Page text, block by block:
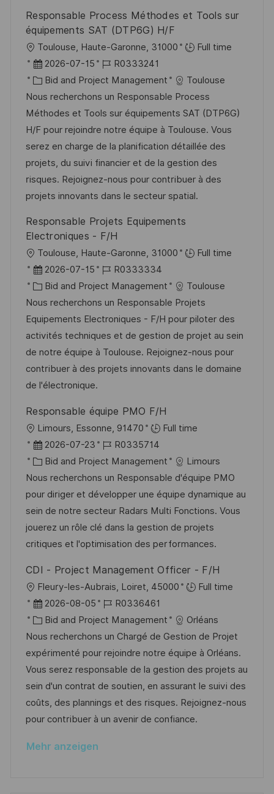
r
ö
f
n
g
Responsable Process Méthodes et Tools sur
équipements SAT (DTP6G) H/F
O
r
t
Toulouse, Haute-Garonne, 31000
Full time
D
a
t
u
m
d
e
r
V
r
f
t
u
n
g
2026-07-15
J
o
b
-
D
R0333241
K
a
t
e
g
o
r
i
Bid and Project Management
Toulouse
Nous recherchons un Responsable Process
Méthodes et Tools sur équipements SAT (DTP6G)
H/F pour rejoindre notre équipe à Toulouse. Vous
serez en charge de la planification détaillée des
projets, du suivi financier et de la gestion des
risques. Rejoignez-nous pour contribuer à des
projets innovants dans le secteur spatial.
Responsable Projets Equipements
Electroniques - F/H
O
r
t
Toulouse, Haute-Garonne, 31000
Full time
D
a
t
u
m
d
e
r
e
r
ö
f
f
e
n
t
l
i
c
h
u
n
g
2026-07-15
J
o
b
-
I
D
R0333334
K
a
t
e
g
o
r
e
Bid and Project Management
Toulouse
Nous recherchons un Responsable Projets
Equipements Electroniques - F/H pour piloter des
activités techniques et de gestion de projet au sein
de notre équipe à Toulouse. Rejoignez-nous pour
contribuer à des projets innovants dans le domaine
de l'électronique.
Responsable équipe PMO F/H
O
r
t
Limours, Essonne, 91470
Full time
D
a
t
u
m
d
e
V
e
r
ö
f
f
e
n
t
l
i
2026-07-23
J
o
b
-
I
D
R0335714
K
a
t
e
g
o
i
e
Bid and Project Management
Limours
Nous recherchons un Responsable d'équipe PMO
pour diriger et développer une équipe dynamique au
sein de notre secteur Radars Multi Fonctions. Vous
jouerez un rôle clé dans la gestion de projets
critiques et l'optimisation des performances.
CDI - Project Management Officer - F/H
O
r
t
Fleury-les-Aubrais, Loiret, 45000
Full time
D
a
t
u
m
d
e
r
e
2026-08-05
J
o
b
-
I
D
R0336461
K
a
t
e
g
o
r
e
Bid and Project Management
Orléans
Nous recherchons un Chargé de Gestion de Projet
expérimenté pour rejoindre notre équipe à Orléans.
Vous serez responsable de la gestion des projets au
sein d'un contrat de soutien, en assurant le suivi des
coûts, des plannings et des risques. Rejoignez-nous
pour contribuer à un avenir de confiance.
Mehr anzeigen